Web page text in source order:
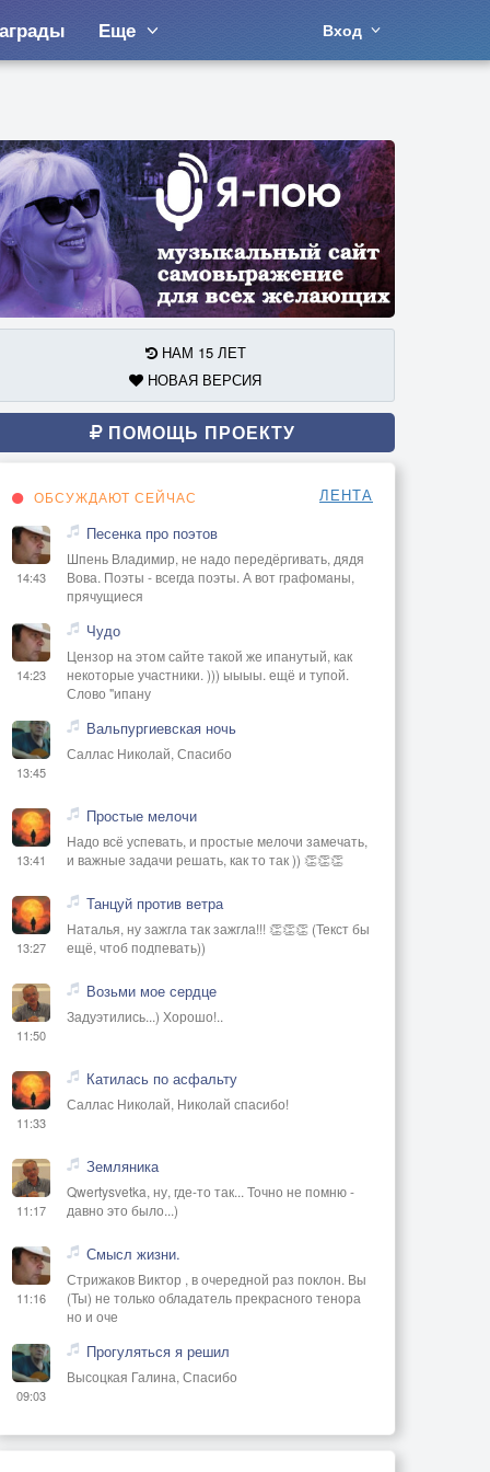
Еще Вход
НАМ 15 ЛЕТ
НОВАЯ ВЕРСИЯ
ПОМОЩЬ ПРОЕКТУ
ОБСУЖДАЮТ СЕЙЧАС ЛЕНТА
14:43
Песенка про поэтов
Шпень Владимир, не надо передёргивать, дядя
Вова. Поэты - всегда поэты. А вот графоманы,
прячущиеся
14:23
Чудо
Цензор на этом сайте такой же ипанутый, как
некоторые участники. ))) ыыыы. ещё и тупой.
Слово "ипану
13:45
Вальпургиевская ночь
Саллас Николай, Спасибо
13:41
Простые мелочи
Надо всё успевать, и простые мелочи замечать,
и важные задачи решать, как то так )) 👏👏👏
13:27
Танцуй против ветра
Наталья, ну зажгла так зажгла!!! 👏👏👏 (Текст бы
ещё, чтоб подпевать))
11:50
Возьми мое сердце
Задуэтились...) Хорошо!..
11:33
Катилась по асфальту
Саллас Николай, Николай спасибо!
11:17
Земляника
Qwertysvetka, ну, где-то так... Точно не помню -
давно это было...)
11:16
Смысл жизни.
Стрижаков Виктор , в очередной раз поклон. Вы
(Ты) не только обладатель прекрасного тенора
но и оче
09:03
Прогуляться я решил
Высоцкая Галина, Спасибо